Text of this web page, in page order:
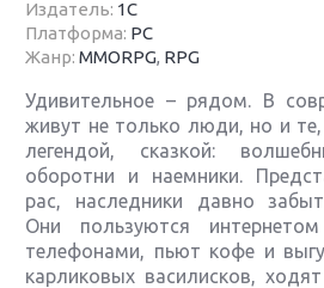
Издатель: 1С
Платформа: PC
Жанр:MMORPG, RPG
Удивительное – рядом. В
живут не только люди, но и
легендой, сказкой:
оборотни и наемники.
рас, наследники давно
Они пользуются
телефонами, пьют кофе и
карликовых василисков,